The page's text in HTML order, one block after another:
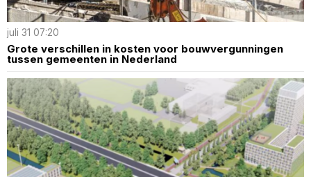
juli 31 07:20
Grote verschillen in kosten voor bouwvergunningen
tussen gemeenten in Nederland